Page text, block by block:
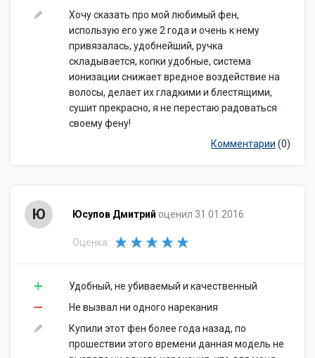
Хочу сказать про мой любимый фен,
использую его уже 2 года и очень к нему
привязалась, удобнейший, ручка
складывается, копки удобные, система
ионизации снижает вредное воздействие на
волосы, делает их гладкими и блестящими,
сушит прекрасно, я не перестаю радоваться
своему фену!
Комментарии (0)
Ю Юсупов Дмитрий оценил 31.01.2016
Оценка:
Удобный, не убиваемый и качественный
Не вызвал ни одного нарекания
Купили этот фен более года назад, по
прошествии этого времени данная модель не